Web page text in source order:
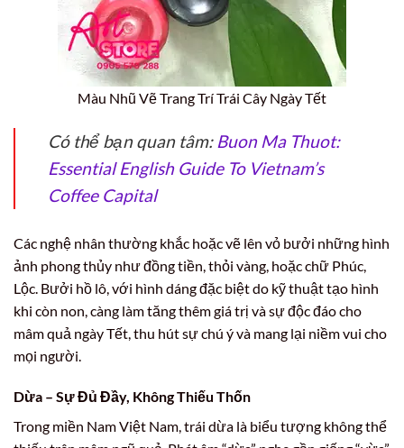
Màu Nhũ Vẽ Trang Trí Trái Cây Ngày Tết
Có thể bạn quan tâm: Buon Ma Thuot:
Essential English Guide To Vietnam’s
Coffee Capital
Các nghệ nhân thường khắc hoặc vẽ lên vỏ bưởi những hình
ảnh phong thủy như đồng tiền, thỏi vàng, hoặc chữ Phúc,
Lộc. Bưởi hồ lô, với hình dáng đặc biệt do kỹ thuật tạo hình
khi còn non, càng làm tăng thêm giá trị và sự độc đáo cho
mâm quả ngày Tết, thu hút sự chú ý và mang lại niềm vui cho
mọi người.
Dừa – Sự Đủ Đầy, Không Thiếu Thốn
Trong miền Nam Việt Nam, trái dừa là biểu tượng không thể